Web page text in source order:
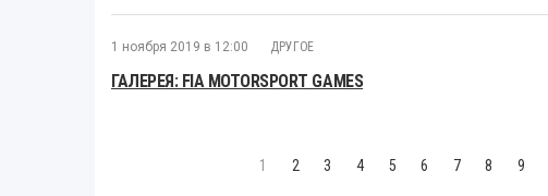
1 ноября 2019 в 12:00 ДРУГОЕ
ГАЛЕРЕЯ: FIA MOTORSPORT GAMES
1 2 3 4 5 6 7 8 9